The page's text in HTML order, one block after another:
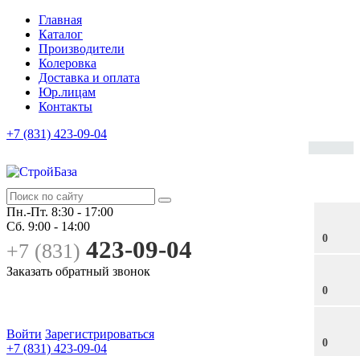
Главная
Каталог
Производители
Колеровка
Доставка и оплата
Юр.лицам
Контакты
0
0
0
+7 (831) 423-09-04
Пн.-Пт. 8:30 - 17:00
Сб. 9:00 - 14:00
+7 (831) 423-09-04
Заказать обратный звонок
Войти Зарегистрироваться
+7 (831) 423-09-04